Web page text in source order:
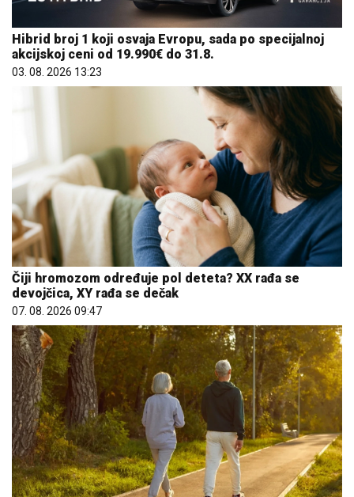
Hibrid broj 1 koji osvaja Evropu, sada po specijalnoj
akcijskoj ceni od 19.990€ do 31.8.
03. 08. 2026 13:23
Čiji hromozom određuje pol deteta? XX rađa se
devojčica, XY rađa se dečak
07. 08. 2026 09:47